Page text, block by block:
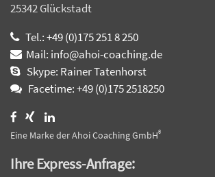
25342 Glückstadt
Tel.: +49 (0)175 251 8 250
Mail: info@ahoi-coaching.de
Skype: Rainer Tatenhorst
Facetime: +49 (0)175 2518250
Eine Marke der Ahoi Coaching GmbH®
Ihre Express-Anfrage: